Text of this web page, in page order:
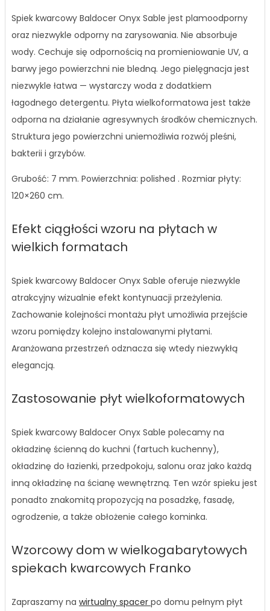
Spiek kwarcowy Baldocer Onyx Sable jest plamoodporny
oraz niezwykle odporny na zarysowania. Nie absorbuje
wody. Cechuje się odpornością na promieniowanie UV, a
barwy jego powierzchni nie bledną. Jego pielęgnacja jest
niezwykle łatwa — wystarczy woda z dodatkiem
łagodnego detergentu. Płyta wielkoformatowa jest także
odporna na działanie agresywnych środków chemicznych.
Struktura jego powierzchni uniemożliwia rozwój pleśni,
bakterii i grzybów.
Grubość: 7 mm. Powierzchnia: polished . Rozmiar płyty:
120×260 cm.
Efekt ciągłości wzoru na płytach w
wielkich formatach
Spiek kwarcowy Baldocer Onyx Sable oferuje niezwykle
atrakcyjny wizualnie efekt kontynuacji przeżylenia.
Zachowanie kolejności montażu płyt umożliwia przejście
wzoru pomiędzy kolejno instalowanymi płytami.
Aranżowana przestrzeń odznacza się wtedy niezwykłą
elegancją.
Zastosowanie płyt wielkoformatowych
Spiek kwarcowy Baldocer Onyx Sable polecamy na
okładzinę ścienną do kuchni (fartuch kuchenny),
okładzinę do łazienki, przedpokoju, salonu oraz jako każdą
inną okładzinę na ścianę wewnętrzną. Ten wzór spieku jest
ponadto znakomitą propozycją na posadzkę, fasadę,
ogrodzenie, a także obłożenie całego kominka.
Wzorcowy dom w wielkogabarytowych
spiekach kwarcowych Franko
Zapraszamy na wirtualny spacer po domu pełnym płyt